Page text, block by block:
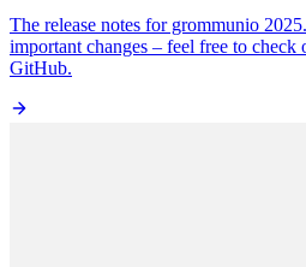
The release notes for grommunio
important changes – feel free to check
GitHub.